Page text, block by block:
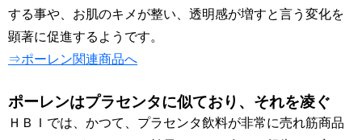
する事や、お肌のキメが整い、透明感が増すと言う変化を
顕著に促進するようです。
⇒ポーレン関連商品へ
ポーレンはプラセンタに似ており、それを凌ぐ
ＨＢＩでは、かつて、プラセンタ飲料が非常に売れ筋商品